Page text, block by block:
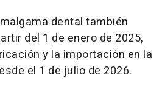
dental también
del 1 de enero de 2025,
y la importación en la
el 1 de julio de 2026.